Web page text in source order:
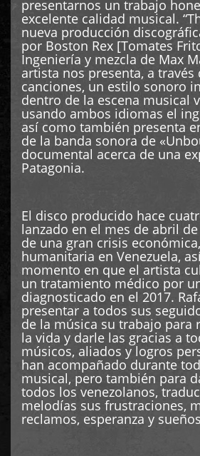
presentarnos un trabajo
excelente calidad musical.
nueva producción
por Boston Rex [Tomates
Ingeniería y mezcla de Max
artista nos presenta, a través
canciones, un estilo sonoro
dentro de la escena musical
usando ambos idiomas el
así como también presenta
de la banda sonora de
documental acerca de una
Patagonia.
El disco producido hace
lanzado en el mes de abril
de una gran crisis
humanitaria en Venezuela,
momento en que el artista
un tratamiento médico por
diagnosticado en el 2017.
presentar a todos sus
de la música su trabajo para
la vida y darle las gracias a
músicos, aliados y logros
han acompañado durante
musical, pero también para
todos los venezolanos,
melodías sus frustraciones,
reclamos, esperanza y